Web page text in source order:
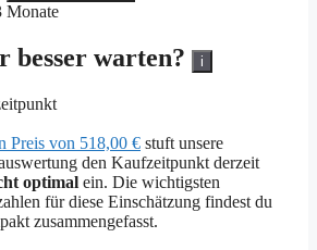
Monate
besser warten? i
Preis von 518,00 € stuft unsere
den Kaufzeitpunkt derzeit
optimal ein. Die wichtigsten
für diese Einschätzung findest du
zusammengefasst.